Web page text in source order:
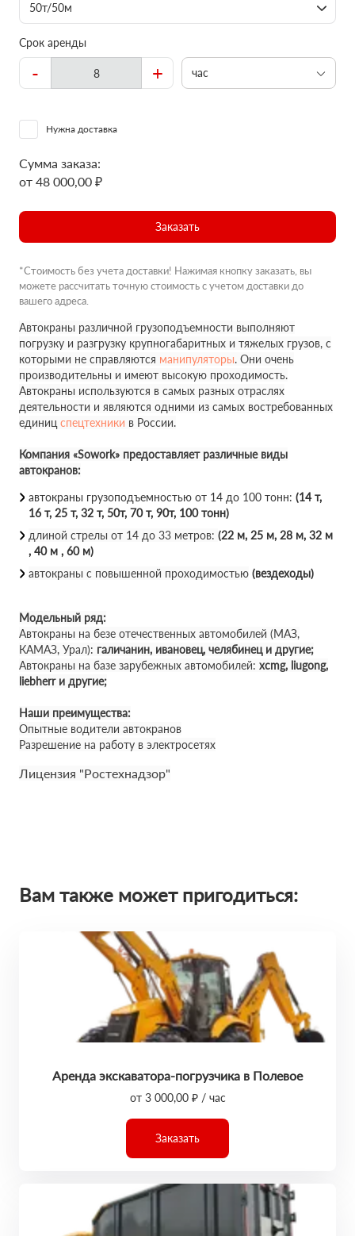
50т/50м
Срок аренды
- + час
Нужна доставка
Сумма заказа:
от 48 000,00 ₽
Заказать
*Стоимость без учета доставки! Нажимая кнопку заказать, вы
можете рассчитать точную стоимость с учетом доставки до
вашего адреса.
Автокраны различной грузоподъемности выполняют
погрузку и разгрузку крупногабаритных и тяжелых грузов, с
которыми не справляются манипуляторы. Они очень
производительны и имеют высокую проходимость.
Автокраны используются в самых разных отраслях
деятельности и являются одними из самых востребованных
единиц спецтехники в России.
Компания «Sowork» предоставляет различные виды
автокранов:
автокраны грузоподъемностью от 14 до 100 тонн: (14 т,
16 т, 25 т, 32 т, 50т, 70 т, 90т, 100 тонн)
длиной стрелы от 14 до 33 метров: (22 м, 25 м, 28 м, 32 м
, 40 м , 60 м)
автокраны с повышенной проходимостью (вездеходы)
Модельный ряд:
Автокраны на безе отечественных автомобилей (МАЗ,
КАМАЗ, Урал): галичанин, ивановец, челябинец и другие;
Автокраны на базе зарубежных автомобилей: xcmg, liugong,
liebherr и другие;
Наши преимущества:
Опытные водители автокранов
Разрешение на работу в электросетях
Лицензия "Ростехнадзор"
Вам также может пригодиться:
Аренда экскаватора-погрузчика в Полевое
от 3 000,00 ₽ / час
Заказать